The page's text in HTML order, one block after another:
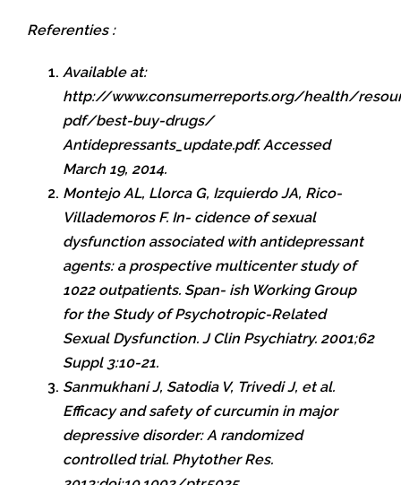
Referenties :
Available at:
http://www.consumerreports.org/health/
pdf/best-buy-drugs/
Antidepressants_update.pdf. Accessed
March 19, 2014.
Montejo AL, Llorca G, Izquierdo JA, Rico-
Villademoros F. In- cidence of sexual
dysfunction associated with antidepressant
agents: a prospective multicenter study of
1022 outpatients. Span- ish Working Group
for the Study of Psychotropic-Related
Sexual Dysfunction. J Clin Psychiatry. 2001;62
Suppl 3:10-21.
Sanmukhani J, Satodia V, Trivedi J, et al.
Efficacy and safety of curcumin in major
depressive disorder: A randomized
controlled trial. Phytother Res.